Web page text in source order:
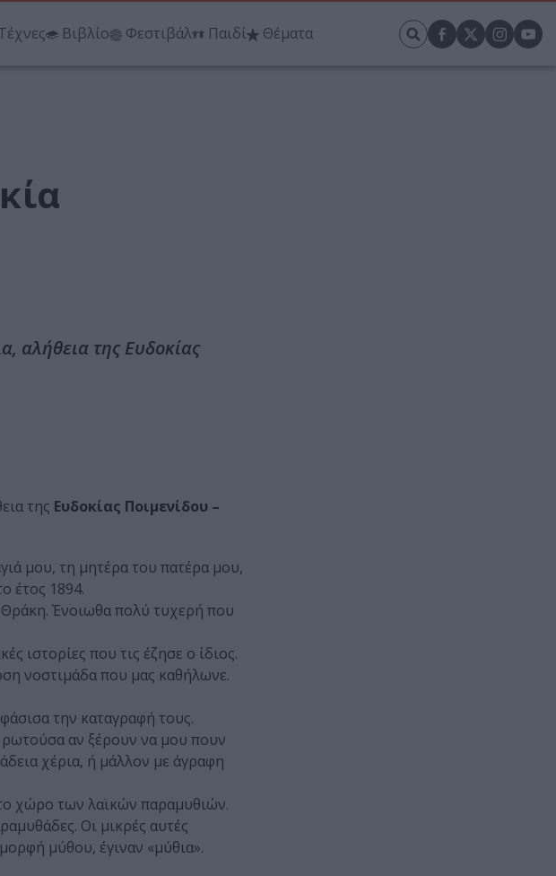
Βιβλίο Φεστιβάλ Παιδί Θέματα
αλήθεια της Ευδοκίας
της Ευδοκίας Ποιμενίδου –
μου, τη μητέρα του πατέρα μου,
έτος 1894.
Ένοιωθα πολύ τυχερή που
ιστορίες που τις έζησε ο ίδιος.
νοστιμάδα που μας καθήλωνε.
την καταγραφή τους.
ρωτούσα αν ξέρουν να μου πουν
χέρια, ή μάλλον με άγραφη
χώρο των λαϊκών παραμυθιών.
Οι μικρές αυτές
μύθου, έγιναν «μύθια».